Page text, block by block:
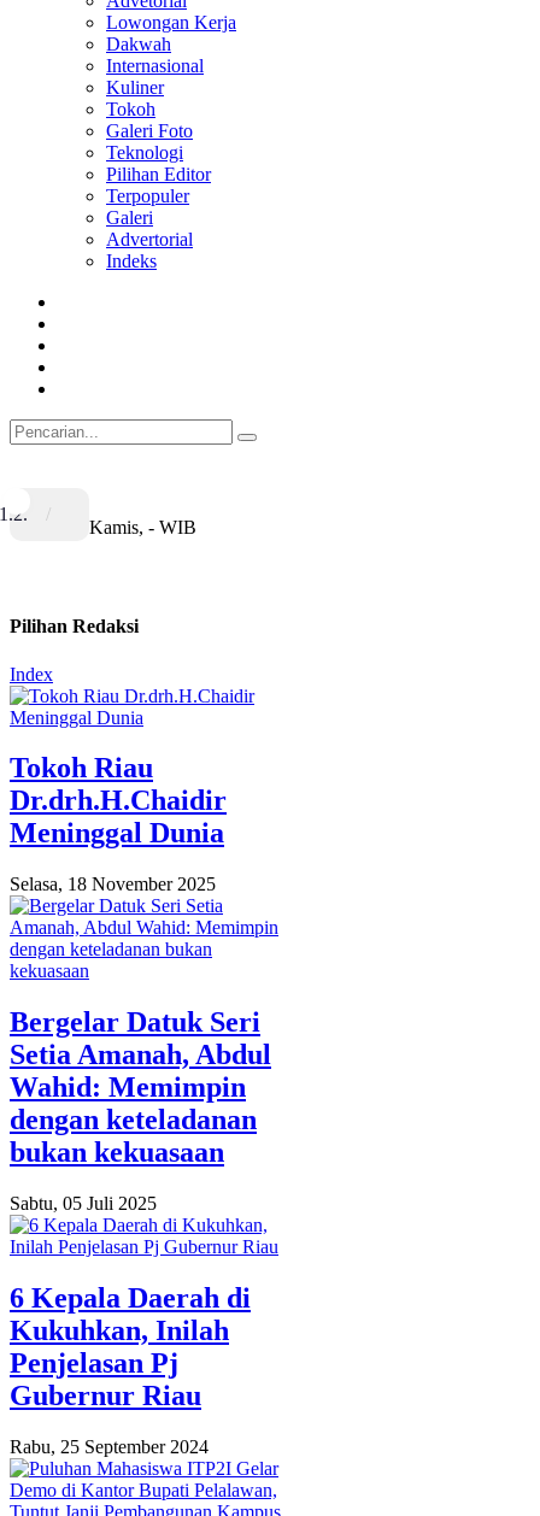
Lowongan Kerja
Dakwah
Internasional
Kuliner
Tokoh
Galeri Foto
Teknologi
Pilihan Editor
Terpopuler
Galeri
Advertorial
Indeks
Kamis, - WIB
Pilihan Redaksi
Index
Tokoh Riau
Dr.drh.H.Chaidir
Meninggal Dunia
Selasa, 18 November 2025
Bergelar Datuk Seri
Setia Amanah, Abdul
Wahid: Memimpin
dengan keteladanan
bukan kekuasaan
Sabtu, 05 Juli 2025
6 Kepala Daerah di
Kukuhkan, Inilah
Penjelasan Pj
Gubernur Riau
Rabu, 25 September 2024